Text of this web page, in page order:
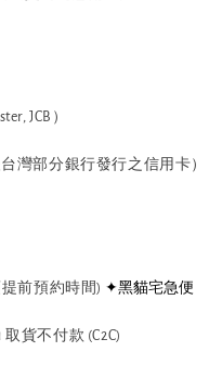
JCB）
灣部分銀行發行之信用卡）
前預約時間) ✦黑貓宅急便
取貨不付款 (C2C)